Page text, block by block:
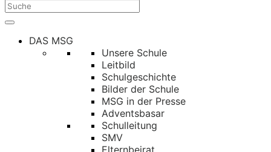
DAS MSG
Unsere Schule
Leitbild
Schulgeschichte
Bilder der Schule
MSG in der Presse
Adventsbasar
Schulleitung
SMV
Elternbeirat